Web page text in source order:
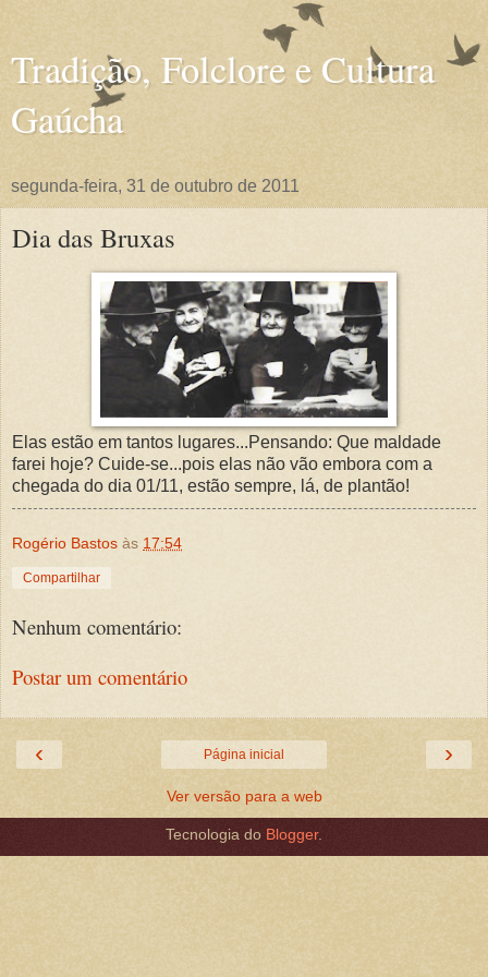
Tradição, Folclore e Cultura
Gaúcha
segunda-feira, 31 de outubro de 2011
Dia das Bruxas
Elas estão em tantos lugares...Pensando: Que maldade
farei hoje? Cuide-se...pois elas não vão embora com a
chegada do dia 01/11, estão sempre, lá, de plantão!
Rogério Bastos às 17:54
Compartilhar
Nenhum comentário:
Postar um comentário
‹ ›
Página inicial
Ver versão para a web
Tecnologia do Blogger.